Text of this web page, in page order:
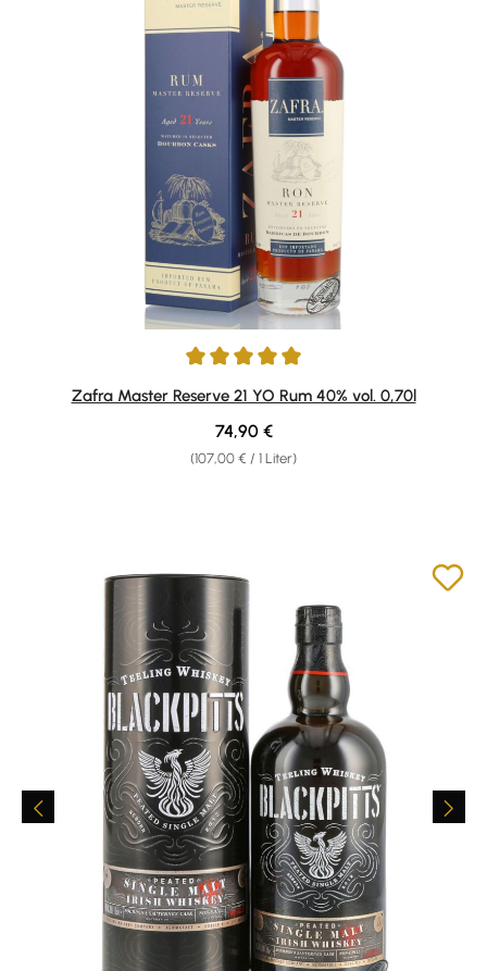
Durchschnittliche Bewertung von 5 von 5 Sternen
Zafra Master Reserve 21 YO Rum 40% vol. 0,70l
(107,00 € / 1 Liter)
Regulärer Preis:
74,90 €